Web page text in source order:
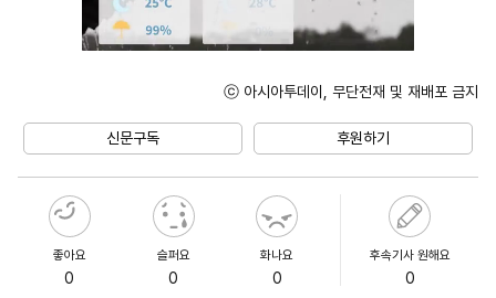
ⓒ 아시아투데이, 무단전재 및 재배포 금지
신문구독 후원하기
좋아요
0
슬퍼요
0
화나요
0
후속기사 원해요
0